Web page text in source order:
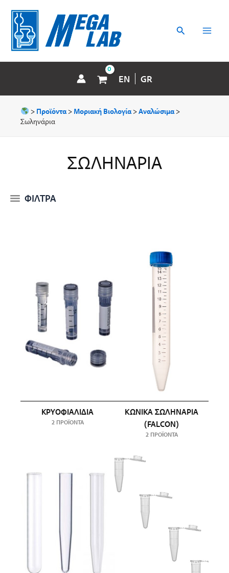
περιεχόμενο
Αναζήτηση
EN GR
> Προϊόντα> Μοριακή Βιολογία>Αναλώσιμα>
Σωληνάρια
ΣΩΛΗΝΆΡΙΑ
ΦΙΛΤΡΑ
ΚΡΥΟΦΙΑΛΊΔΙΑ
2 ΠΡΟΪΌΝΤΑ
ΚΩΝΙΚΆ ΣΩΛΗΝΆΡΙΑ
(FALCON)
2 ΠΡΟΪΌΝΤΑ